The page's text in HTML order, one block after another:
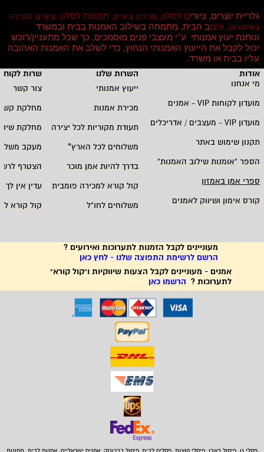
גלריית יוצרים, ציורים לסלון, מכירת ציורים, תמונות לסלון, ציורים למכירה
באינטרנט, עיצוב הבית, מתמחה בשילוב האמנות בבית ובמשרד
ונותנת יעוץ אמנותי ע''י מעצבי פנים מוסמכים, כך שכל מתעניין/רוכש
יכול לקבל את הייעוץ האמנותי הנחוץ, כדי לשלב את האמנות האהובה
עליו בבית או משרד.
אודות השרות שלנו
שרות
מי אנחנו
ייעוץ אמנותי
צור קשר
מועדון לקוחותVIP - אמנים מכירת אמנות
מחלקת
מועדון
מעצבים / אדריכלים תעודת מקוריות לכל יצירה
מחלקת
תקנון שימוש באתר
משלוחים לכל הארץ*
מעקב
הספר "אומנות שילוב האמנות" בדרך להיות אמן מוכר
הצטרף
ספרי אמן באמזון
קול קורא למכירה פומבית
עדין אין לך
קורס אימון ושיווק לאמנים
משלוחים לחו"ל קול קורא
מעוניינים לקבל הזמנות לתערוכות ואירועים ?
הרשם לרשימת התפוצה שלנו - לחץ כאן
אמנים - מעוניינים לקבל הצעות שיווקיות ו"קול קורא"
לתערוכות ? הרשמו כאן